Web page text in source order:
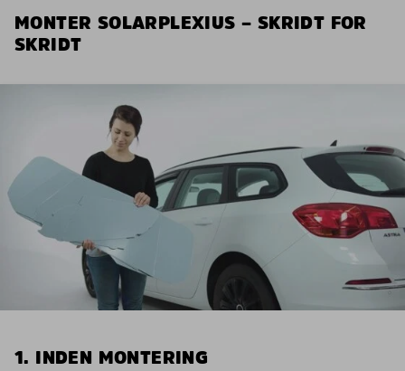
MONTER SOLARPLEXIUS – SKRIDT FOR
SKRIDT
1. INDEN MONTERING